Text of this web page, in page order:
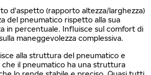
d'aspetto (rapporto altezza/larghezza)
del pneumatico rispetto alla sua
in percentuale. Influisce sul comfort di
maneggevolezza complessiva.
alla struttura del pneumatico e
che il pneumatico ha una struttura